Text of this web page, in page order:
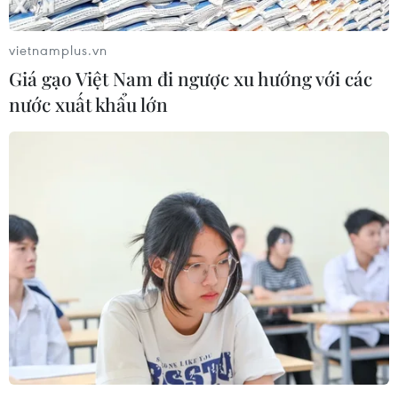
8 người thiệt mạng
09/05/2014 11:04
Ngày 9/5, các lực lượng Ukraine đụng độ với các tay
súng ly khai ở trụ sở cảnh sát, tòa nhà Bộ Nội vụ ở cảng
Mariupol, làm 8 người chết, một số khác bị thương.
vietnamplus.vn
Giá gạo Việt Nam đi ngược xu hướng với các
nước xuất khẩu lớn